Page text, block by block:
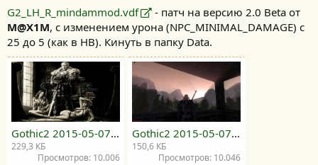
G2_LH_R_mindammod.vdf
- патч на версию 2.0 Beta от
M@X1M, с изменением урона (NPC_MINIMAL_DAMAGE) с
25 до 5 (как в НВ). Кинуть в папку Data.
Gothic2 2015-05-07 20-30-28-81.jpg
229,3 КБ
Просмотров: 10.006
Gothic2 2015-05-07 20-21-54-39.jpg
150,6 КБ
Просмотров: 10.046